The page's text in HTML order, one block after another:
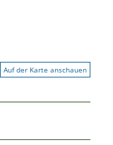
Auf der Karte anschauen